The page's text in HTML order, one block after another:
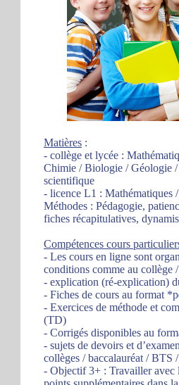
Matières :
- collège et lycée :
Chimie / Biologie / Géologie /
scientifique
- licence L1 : Mathématiques
Méthodes : Pédagogie,
fiches récapitulatives,
Compétences cours
- Les cours en ligne sont
conditions comme au collège
- explication (ré-explication)
- Fiches de cours au format
- Exercices de méthode et
(TD)
- Corrigés disponibles au
- sujets de devoirs et
collèges / baccalauréat / BTS
- Objectif 3+ : Travailler avec